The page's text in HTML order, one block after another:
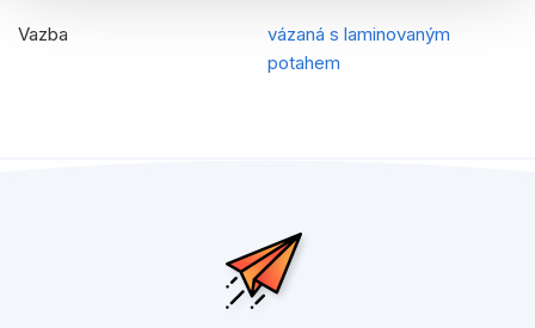
Vazba
vázaná s laminovaným
potahem